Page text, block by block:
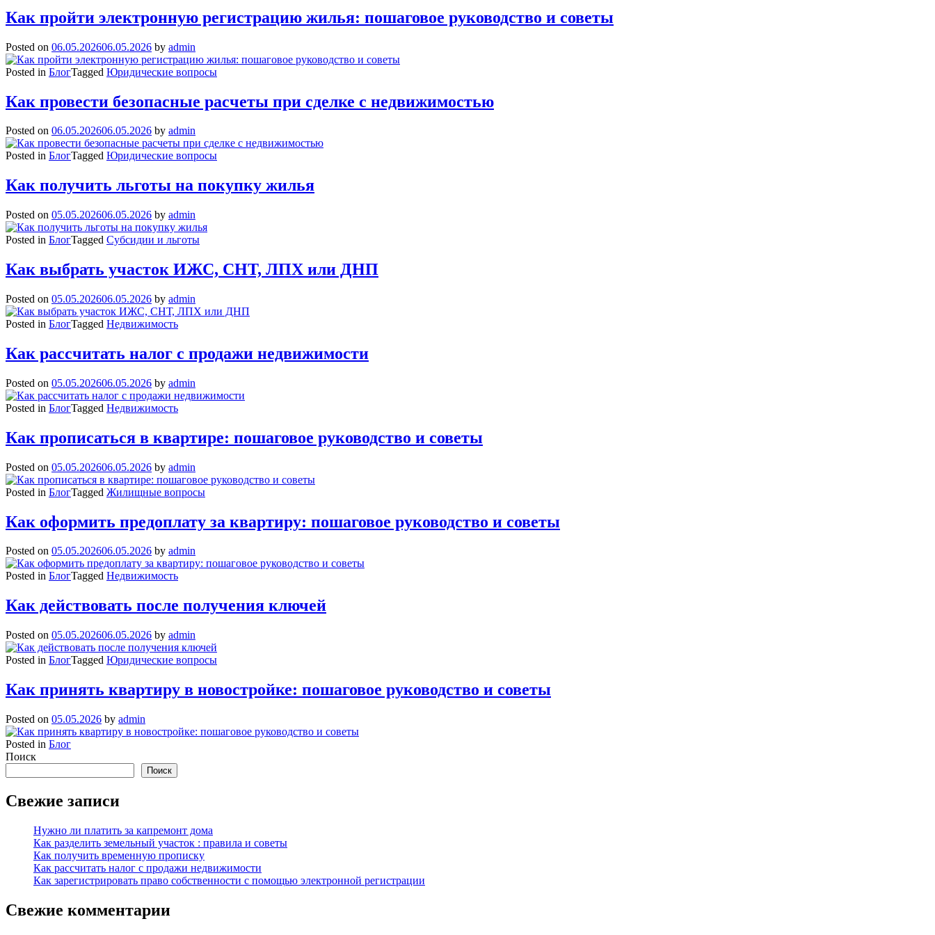
Как пройти электронную регистрацию жилья: пошаговое руководство и советы
Posted on 06.05.202606.05.2026 by admin
Posted in БлогTagged Юридические вопросы
Как провести безопасные расчеты при сделке с недвижимостью
Posted on 06.05.202606.05.2026 by admin
Posted in БлогTagged Юридические вопросы
Как получить льготы на покупку жилья
Posted on 05.05.202606.05.2026 by admin
Posted in БлогTagged Субсидии и льготы
Как выбрать участок ИЖС, СНТ, ЛПХ или ДНП
Posted on 05.05.202606.05.2026 by admin
Posted in БлогTagged Недвижимость
Как рассчитать налог с продажи недвижимости
Posted on 05.05.202606.05.2026 by admin
Posted in БлогTagged Недвижимость
Как прописаться в квартире: пошаговое руководство и советы
Posted on 05.05.202606.05.2026 by admin
Posted in БлогTagged Жилищные вопросы
Как оформить предоплату за квартиру: пошаговое руководство и советы
Posted on 05.05.202606.05.2026 by admin
Posted in БлогTagged Недвижимость
Как действовать после получения ключей
Posted on 05.05.202606.05.2026 by admin
Posted in БлогTagged Юридические вопросы
Как принять квартиру в новостройке: пошаговое руководство и советы
Posted on 05.05.2026 by admin
Posted in Блог
Поиск
Поиск
Свежие записи
Нужно ли платить за капремонт дома
Как разделить земельный участок : правила и советы
Как получить временную прописку
Как рассчитать налог с продажи недвижимости
Как зарегистрировать право собственности с помощью электронной регистрации
Свежие комментарии